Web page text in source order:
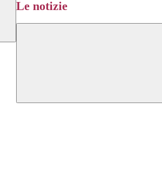
Le notizie